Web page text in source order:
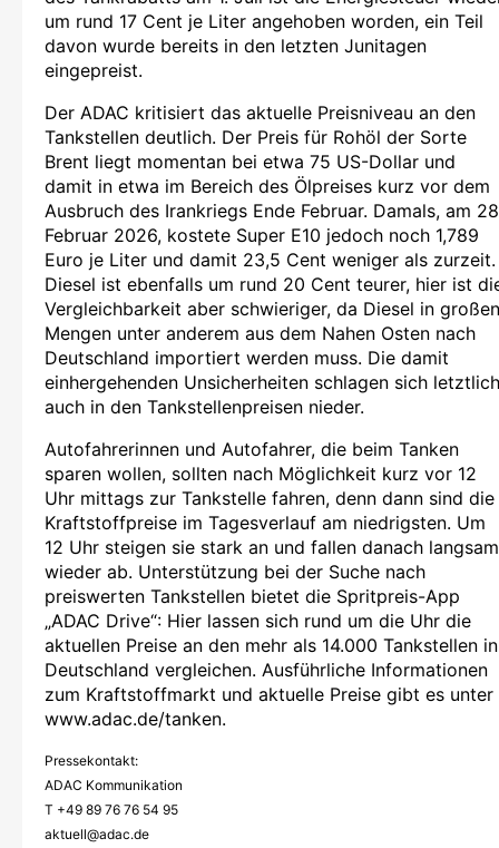
um rund 17 Cent je Liter angehoben worden, ein Teil
davon wurde bereits in den letzten Junitagen
eingepreist.
Der ADAC kritisiert das aktuelle Preisniveau an den
Tankstellen deutlich. Der Preis für Rohöl der Sorte
Brent liegt momentan bei etwa 75 US-Dollar und
damit in etwa im Bereich des Ölpreises kurz vor dem
Ausbruch des Irankriegs Ende Februar. Damals, am
Februar 2026, kostete Super E10 jedoch noch 1,789
Euro je Liter und damit 23,5 Cent weniger als zurzeit.
Diesel ist ebenfalls um rund 20 Cent teurer, hier ist
Vergleichbarkeit aber schwieriger, da Diesel in großen
Mengen unter anderem aus dem Nahen Osten nach
Deutschland importiert werden muss. Die damit
einhergehenden Unsicherheiten schlagen sich letztlich
auch in den Tankstellenpreisen nieder.
Autofahrerinnen und Autofahrer, die beim Tanken
sparen wollen, sollten nach Möglichkeit kurz vor 12
Uhr mittags zur Tankstelle fahren, denn dann sind die
Kraftstoffpreise im Tagesverlauf am niedrigsten. Um
12 Uhr steigen sie stark an und fallen danach langsam
wieder ab. Unterstützung bei der Suche nach
preiswerten Tankstellen bietet die Spritpreis-App
„ADAC Drive“: Hier lassen sich rund um die Uhr die
aktuellen Preise an den mehr als 14.000 Tankstellen in
Deutschland vergleichen. Ausführliche Informationen
zum Kraftstoffmarkt und aktuelle Preise gibt es unter
www.adac.de/tanken.
Pressekontakt:
ADAC Kommunikation
T +49 89 76 76 54 95
aktuell@adac.de